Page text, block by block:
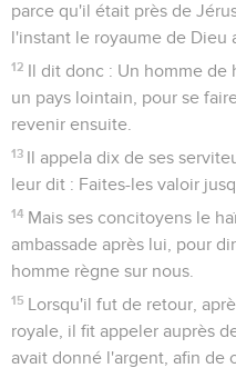
parce qu'il était près de
l'instant le royaume de Dieu
12 Il dit donc : Un homme de
un pays lointain, pour se
revenir ensuite.
13 Il appela dix de ses
leur dit : Faites-les valoir
14 Mais ses concitoyens le
ambassade après lui, pour
homme règne sur nous.
15 Lorsqu'il fut de retour,
royale, il fit appeler auprès
avait donné l'argent, afin de